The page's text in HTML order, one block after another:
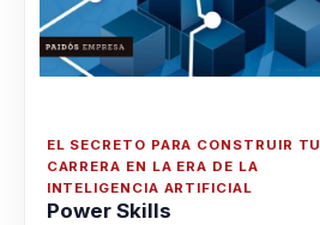
EL SECRETO PARA CONSTRUIR TU
CARRERA EN LA ERA DE LA
INTELIGENCIA ARTIFICIAL
Power Skills